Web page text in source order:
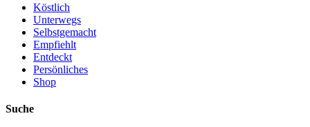
Köstlich
Unterwegs
Selbstgemacht
Empfiehlt
Entdeckt
Persönliches
Shop
Suche